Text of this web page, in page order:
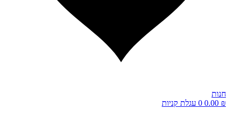
0.00
0 עגלת קניות